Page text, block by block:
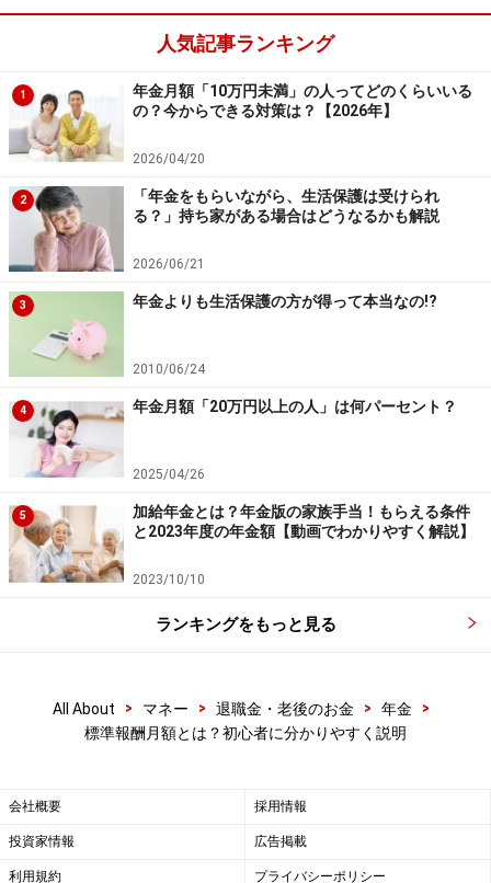
人気記事ランキング
1
年金月額「10万円未満」の人ってどのくらいいる
の？今からできる対策は？【2026年】
2026/04/20
2
「年金をもらいながら、生活保護は受けられ
る？」持ち家がある場合はどうなるかも解説
2026/06/21
3 年金よりも生活保護の方が得って本当なの!?
2010/06/24
4 年金月額「20万円以上の人」は何パーセント？
2025/04/26
5
加給年金とは？年金版の家族手当！もらえる条件
と2023年度の年金額【動画でわかりやすく解説】
2023/10/10
ランキングをもっと見る
All About > マネー > 退職金・老後のお金 > 年金
>
標準報酬月額とは？初心者に分かりやすく説明
会社概要 採用情報
投資家情報 広告掲載
利用規約 プライバシーポリシー